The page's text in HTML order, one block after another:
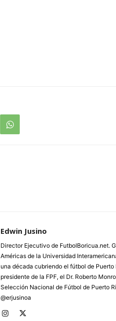
Edwin Jusino
Director Ejecutivo de FutbolBoricua.net.
Américas de la Universidad
una década cubriendo el fútbol de
presidente de la FPF, el Dr. Roberto
Selección Nacional de Fútbol de Puerto
@erjusinoa